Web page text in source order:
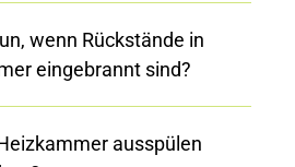
wenn Rückstände in
eingebrannt sind?
ausspülen